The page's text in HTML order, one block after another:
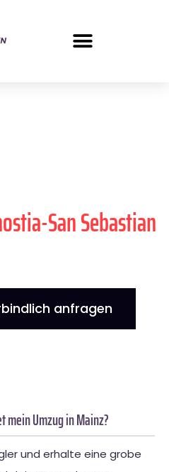
San Sebastian
anfragen
mein Umzug in Mainz?
und erhalte eine grobe